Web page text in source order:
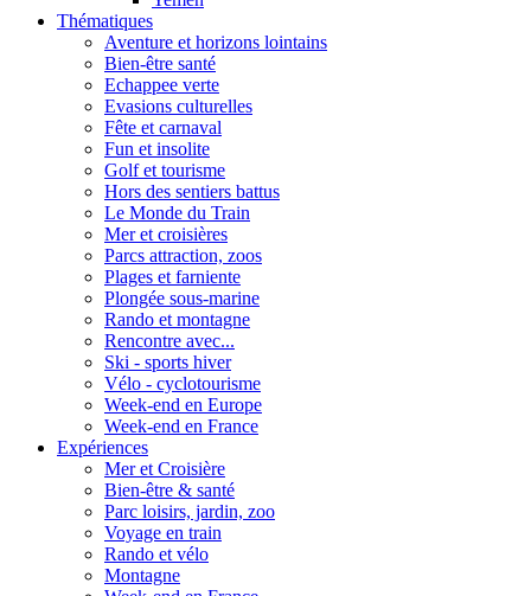
Thématiques
Aventure et horizons lointains
Bien-être santé
Echappee verte
Evasions culturelles
Fête et carnaval
Fun et insolite
Golf et tourisme
Hors des sentiers battus
Le Monde du Train
Mer et croisières
Parcs attraction, zoos
Plages et farniente
Plongée sous-marine
Rando et montagne
Rencontre avec...
Ski - sports hiver
Vélo - cyclotourisme
Week-end en Europe
Week-end en France
Expériences
Mer et Croisière
Bien-être & santé
Parc loisirs, jardin, zoo
Voyage en train
Rando et vélo
Montagne